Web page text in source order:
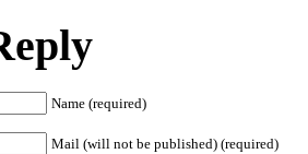
Name (required)
Mail (will not be published) (required)